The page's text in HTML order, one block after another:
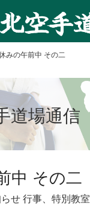
みの午前中 その二
道場通信
中 その二
せ 行事、特別教室